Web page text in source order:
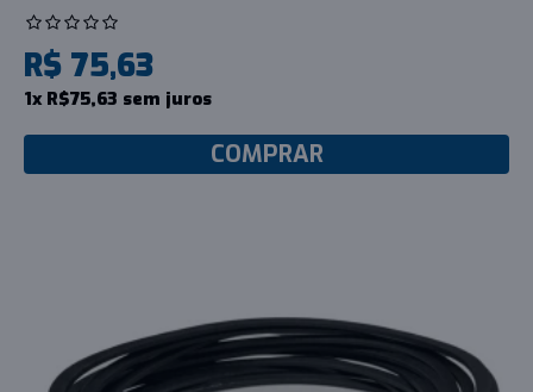
R$ 75,63
1x R$75,63 sem juros
COMPRAR